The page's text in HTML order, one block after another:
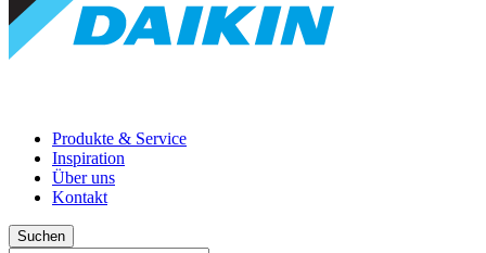
Produkte & Service
Inspiration
Über uns
Kontakt
Suchen